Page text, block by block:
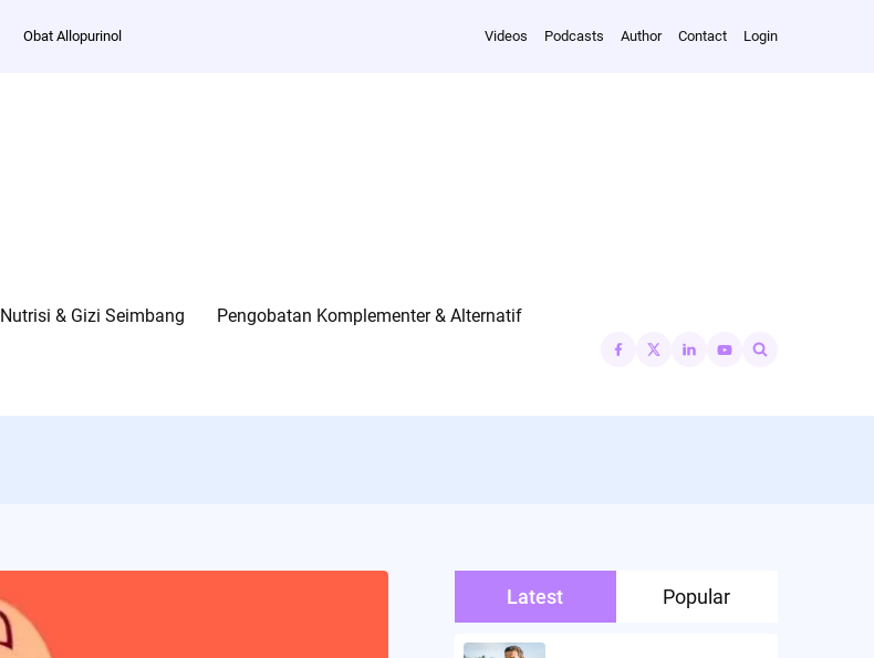
Obat Allopurinol Videos Podcasts Author Contact Login
Nutrisi & Gizi Seimbang Pengobatan Komplementer & Alternatif
for:
Latest Popular